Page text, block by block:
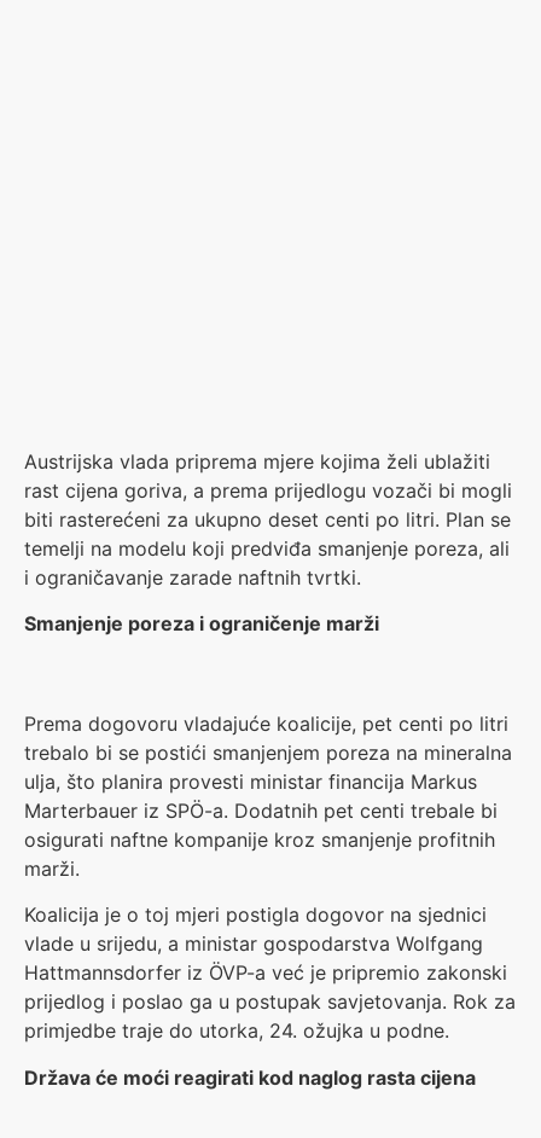
Austrijska vlada priprema mjere kojima želi ublažiti
rast cijena goriva, a prema prijedlogu vozači bi mogli
biti rasterećeni za ukupno deset centi po litri. Plan se
temelji na modelu koji predviđa smanjenje poreza, ali
i ograničavanje zarade naftnih tvrtki.
Smanjenje poreza i ograničenje marži
Prema dogovoru vladajuće koalicije, pet centi po litri
trebalo bi se postići smanjenjem poreza na mineralna
ulja, što planira provesti ministar financija Markus
Marterbauer iz SPÖ-a. Dodatnih pet centi trebale bi
osigurati naftne kompanije kroz smanjenje profitnih
marži.
Koalicija je o toj mjeri postigla dogovor na sjednici
vlade u srijedu, a ministar gospodarstva Wolfgang
Hattmannsdorfer iz ÖVP-a već je pripremio zakonski
prijedlog i poslao ga u postupak savjetovanja. Rok za
primjedbe traje do utorka, 24. ožujka u podne.
Država će moći reagirati kod naglog rasta cijena